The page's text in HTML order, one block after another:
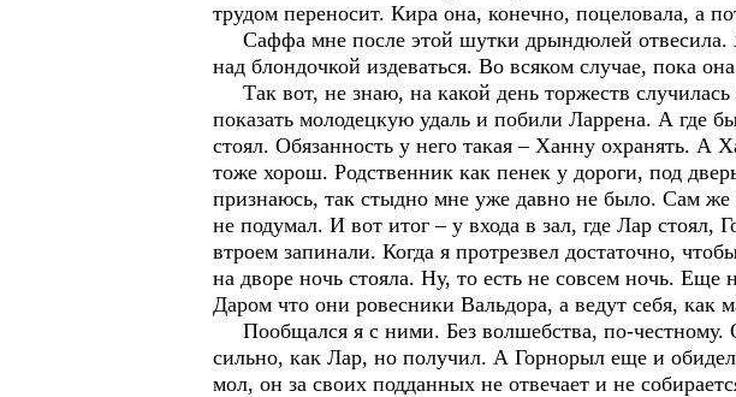
трудом переносит. Кира она, конечно, поцеловала, а
Саффа мне после этой шутки дрындюлей отвесила.
над блондочкой издеваться. Во всяком случае, пока
Так вот, не знаю, на какой день торжеств
показать молодецкую удаль и побили Ларрена. А где
стоял. Обязанность у него такая – Ханну охранять. А
тоже хорош. Родственник как пенек у дороги, под
признаюсь, так стыдно мне уже давно не было. Сам же
не подумал. И вот итог – у входа в зал, где Лар
втроем запинали. Когда я протрезвел достаточно,
на дворе ночь стояла. Ну, то есть не совсем ночь.
Даром что они ровесники Вальдора, а ведут себя, как
Пообщался я с ними. Без волшебства, по-честному.
сильно, как Лар, но получил. А Горнорыл еще и
мол, он за своих подданных не отвечает и не